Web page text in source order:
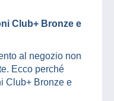
Club+ Bronze e
al negozio non
Ecco perché
Club+ Bronze e